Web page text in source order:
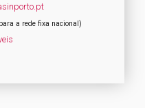
a rede fixa nacional)